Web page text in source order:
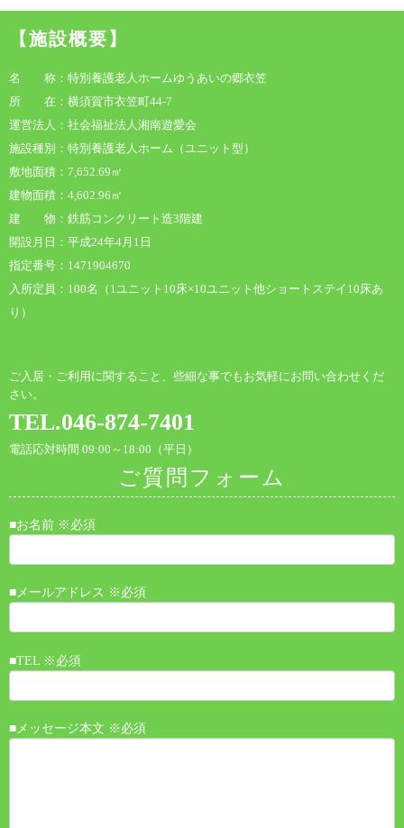
【施設概要】
名 称：特別養護老人ホームゆうあいの郷衣笠
所 在：横須賀市衣笠町44-7
運営法人：社会福祉法人湘南遊愛会
施設種別：特別養護老人ホーム（ユニット型）
敷地面積：7,652.69㎡
建物面積：4,602.96㎡
建 物：鉄筋コンクリート造3階建
開設月日：平成24年4月1日
指定番号：1471904670
入所定員：100名（1ユニット10床×10ユニット他ショートステイ10床あ
り）
ご入居・ご利用に関すること、些細な事でもお気軽にお問い合わせくだ
さい。
TEL.046-874-7401
電話応対時間 09:00～18:00（平日）
ご質問フォーム
■お名前 ※必須
■メールアドレス ※必須
■TEL ※必須
■メッセージ本文 ※必須